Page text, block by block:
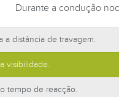
Durante a condução
a distância de travagem.
visibilidade.
tempo de reacção.